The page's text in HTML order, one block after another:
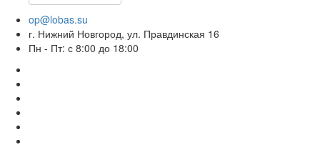
op@lobas.su
г. Нижний Новгород, ул. Правдинская 16
Пн - Пт: с 8:00 до 18:00